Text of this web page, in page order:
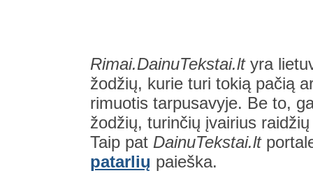
Rimai.DainuTekstai.ltyra
žodžių, kurie turi tokią pačią
rimuotis tarpusavyje. Be to,
žodžių, turinčių įvairius
Taip pat DainuTekstai.lt
patarlių paieška.